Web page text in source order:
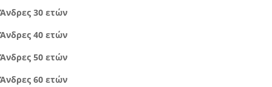
Άνδρες 30 ετών
Άνδρες 40 ετών
Άνδρες 50 ετών
Άνδρες 60 ετών